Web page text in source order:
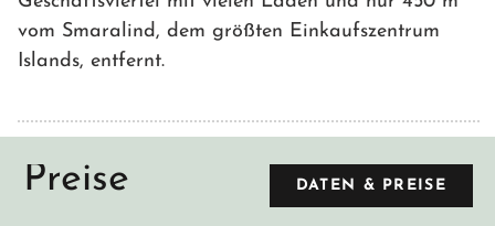
vom Smaralind, dem größten Einkaufszentrum
Islands, entfernt.
DATEN & PREISE
Preise